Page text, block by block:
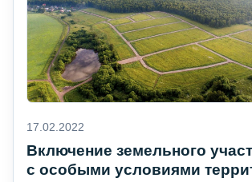
17.02.2022
Включение земельного
с особыми условиями